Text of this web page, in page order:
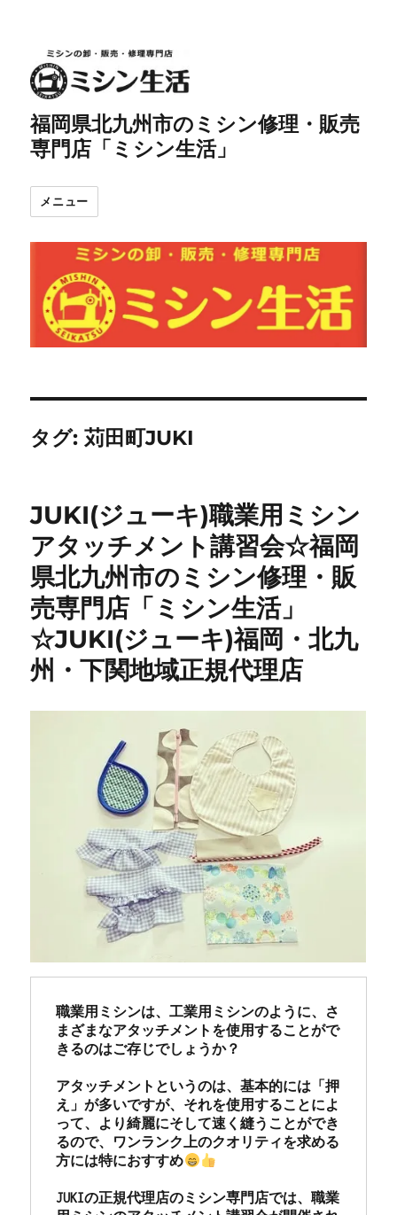
福岡県北九州市のミシン修理・販売
専門店「ミシン生活」
メニュー
タグ:苅田町JUKI
JUKI(ジューキ)職業用ミシン
アタッチメント講習会☆福岡
県北九州市のミシン修理・販
売専門店「ミシン生活」
☆JUKI(ジューキ)福岡・北九
州・下関地域正規代理店
職業用ミシンは、工業用ミシンのように、さ
まざまなアタッチメントを使用することがで
きるのはご存じでしょうか？
アタッチメントというのは、基本的には「押
え」が多いですが、それを使用することによ
って、より綺麗にそして速く縫うことができ
るので、ワンランク上のクオリティを求める
方には特におすすめ
JUKIの正規代理店のミシン専門店では、職業